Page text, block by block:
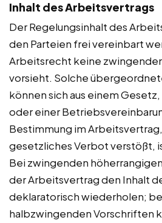
Inhalt des Arbeitsvertrags
Der Regelungsinhalt des
den Parteien frei vereinbart
Arbeitsrecht keine
vorsieht. Solche
können sich aus einem
oder einer
Bestimmung im
gesetzliches Verbot verstößt,
Bei zwingenden
der Arbeitsvertrag den Inhalt
deklaratorisch wiederholen;
halbzwingenden Vorschriften